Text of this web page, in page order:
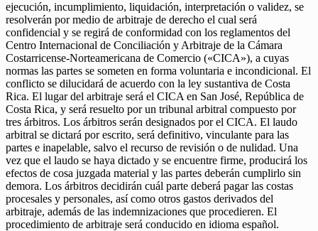
ejecución, incumplimiento, liquidación, interpretación o validez, se
resolverán por medio de arbitraje de derecho el cual será
confidencial y se regirá de conformidad con los reglamentos del
Centro Internacional de Conciliación y Arbitraje de la Cámara
Costarricense-Norteamericana de Comercio («CICA»), a cuyas
normas las partes se someten en forma voluntaria e incondicional. El
conflicto se dilucidará de acuerdo con la ley sustantiva de Costa
Rica. El lugar del arbitraje será el CICA en San José, República de
Costa Rica, y será resuelto por un tribunal arbitral compuesto por
tres árbitros. Los árbitros serán designados por el CICA. El laudo
arbitral se dictará por escrito, será definitivo, vinculante para las
partes e inapelable, salvo el recurso de revisión o de nulidad. Una
vez que el laudo se haya dictado y se encuentre firme, producirá los
efectos de cosa juzgada material y las partes deberán cumplirlo sin
demora. Los árbitros decidirán cuál parte deberá pagar las costas
procesales y personales, así como otros gastos derivados del
arbitraje, además de las indemnizaciones que procedieren. El
procedimiento de arbitraje será conducido en idioma español.